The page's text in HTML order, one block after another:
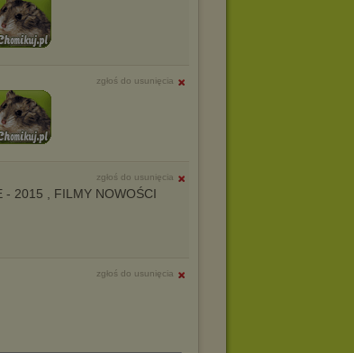
zgłoś do usunięcia
zgłoś do usunięcia
- 2015 , FILMY NOWOŚCI
zgłoś do usunięcia